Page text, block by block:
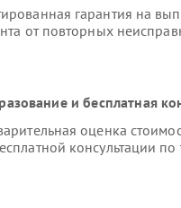
гарантия на
от повторных
и бесплатная
оценка
консультации